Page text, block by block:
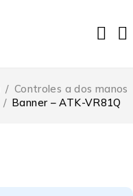
/ Controles a dos manos
/ Banner – ATK-VR81Q